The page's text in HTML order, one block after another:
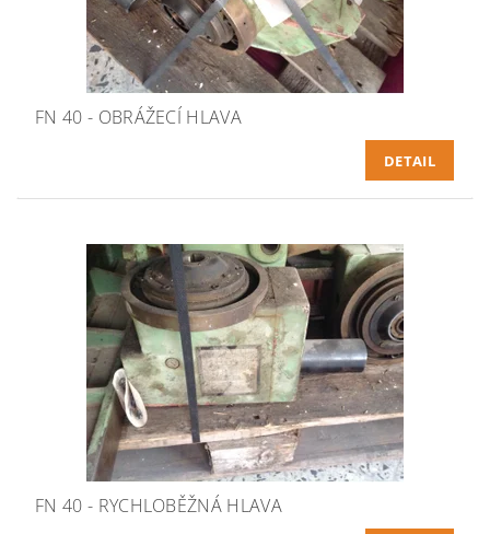
FN 40 - OBRÁŽECÍ HLAVA
DETAIL
FN 40 - RYCHLOBĚŽNÁ HLAVA